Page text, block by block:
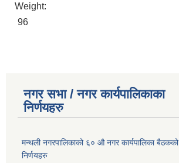
Weight:
96
नगर सभा / नगर कार्यपालिकाका
निर्णयहरु
मन्थली नगरपालिकाको ६० औ नगर कार्यपालिका बैठकको
निर्णयहरु